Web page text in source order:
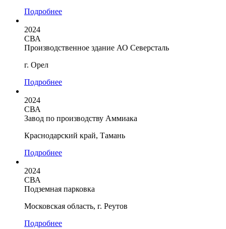
Подробнее
2024
СВА
Производственное здание АО Северсталь
г. Орел
Подробнее
2024
СВА
Завод по производству Аммиака
Краснодарский край, Тамань
Подробнее
2024
СВА
Подземная парковка
Московская область, г. Реутов
Подробнее